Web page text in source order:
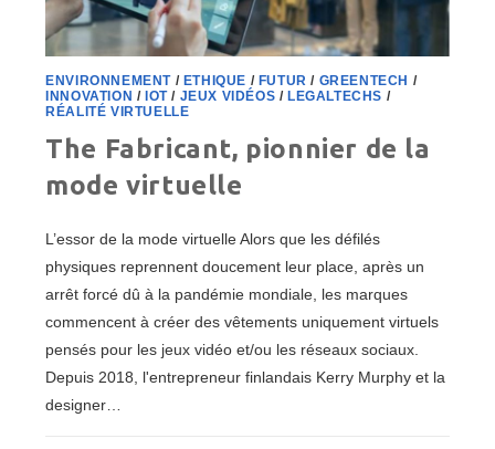
ENVIRONNEMENT / ETHIQUE / FUTUR / GREENTECH /
INNOVATION / IOT/ JEUX VIDÉOS / LEGALTECHS /
RÉALITÉ VIRTUELLE
The Fabricant, pionnier de la
mode virtuelle
L’essor de la mode virtuelle Alors que les défilés
physiques reprennent doucement leur place, après un
arrêt forcé dû à la pandémie mondiale, les marques
commencent à créer des vêtements uniquement virtuels
pensés pour les jeux vidéo et/ou les réseaux sociaux.
Depuis 2018, l'entrepreneur finlandais Kerry Murphy et la
designer…